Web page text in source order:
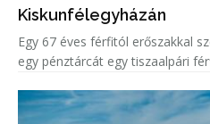
Kiskunfélegyházán
Egy 67 éves férfitól erőszakkal
egy pénztárcát egy tiszaalpári